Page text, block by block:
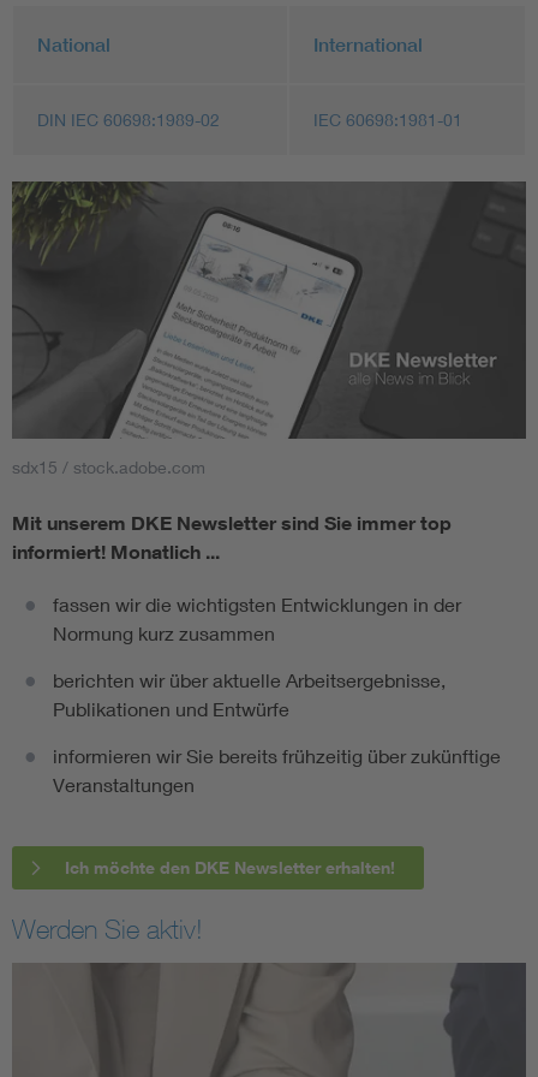
National International
DIN IEC 60698:1989-02 IEC 60698:1981-01
sdx15 / stock.adobe.com
Mit unserem DKE Newsletter sind Sie immer top
informiert! Monatlich ...
fassen wir die wichtigsten Entwicklungen in der
Normung kurz zusammen
berichten wir über aktuelle Arbeitsergebnisse,
Publikationen und Entwürfe
informieren wir Sie bereits frühzeitig über zukünftige
Veranstaltungen
Ich möchte den DKE Newsletter erhalten!
Werden Sie aktiv!